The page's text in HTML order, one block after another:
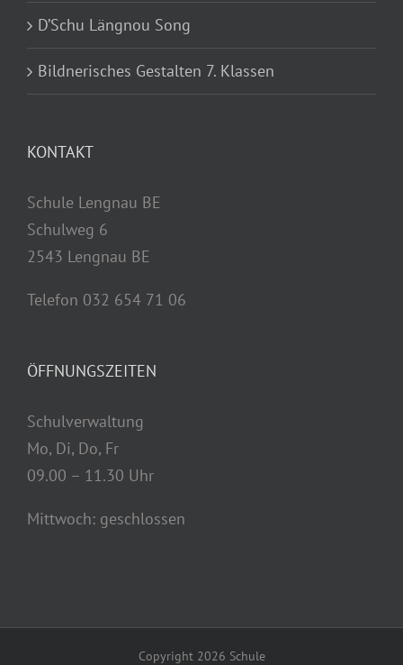
D’Schu Längnou Song
Bildnerisches Gestalten 7. Klassen
KONTAKT
Schule Lengnau BE
Schulweg 6
2543 Lengnau BE
Telefon 032 654 71 06
ÖFFNUNGSZEITEN
Schulverwaltung
Mo, Di, Do, Fr
09.00 – 11.30 Uhr
Mittwoch: geschlossen
Copyright 2026 Schule